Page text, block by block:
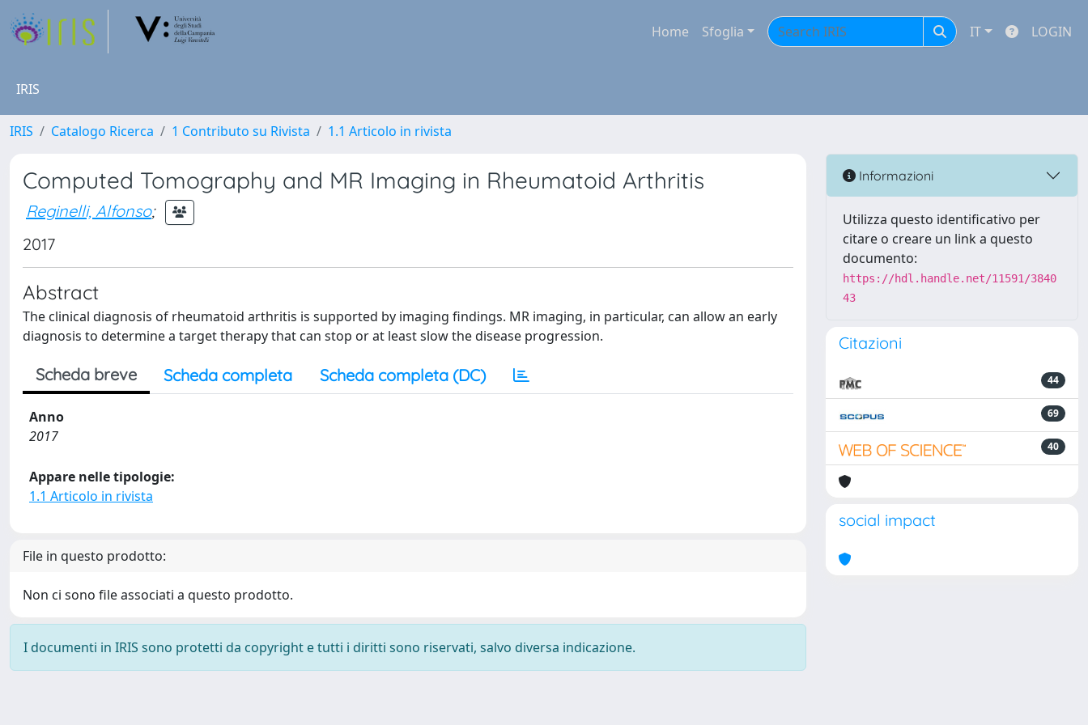
Home Sfoglia IT LOGIN
IRIS
IRIS Catalogo Ricerca 1 Contributo su Rivista 1.1 Articolo in rivista
Computed Tomography and MR Imaging in Rheumatoid Arthritis
Reginelli, Alfonso;
2017
Abstract
The clinical diagnosis of rheumatoid arthritis is supported by imaging findings. MR imaging, in particular, can allow an early
diagnosis to determine a target therapy that can stop or at least slow the disease progression.
Scheda breve Scheda completa Scheda completa (DC)
Anno
2017
Appare nelle tipologie:
1.1 Articolo in rivista
File in questo prodotto:
Non ci sono file associati a questo prodotto.
I documenti in IRIS sono protetti da copyright e tutti i diritti sono riservati, salvo diversa indicazione.
Informazioni
Utilizza questo identificativo per
citare o creare un link a questo
documento:
https://hdl.handle.net/11591/3840
43
Citazioni
44
69
40
social impact